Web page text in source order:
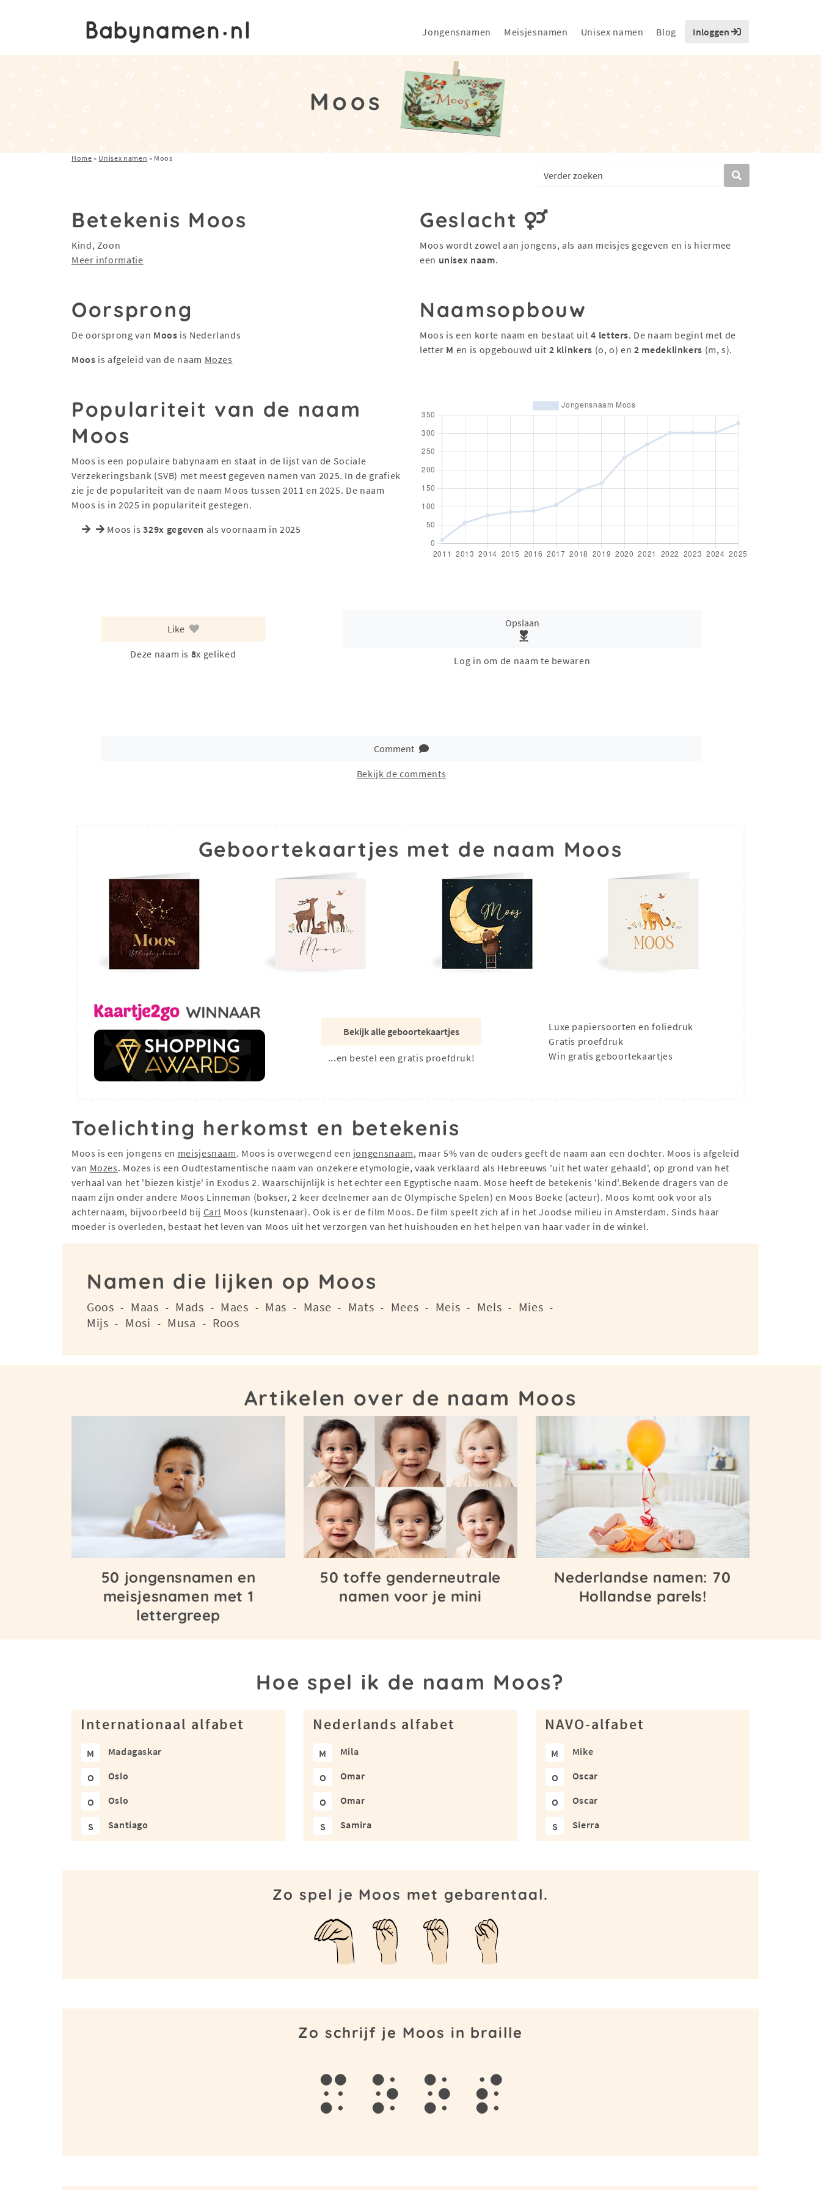
Jongensnamen Meisjesnamen Unisex namen Blog Inloggen
Moos
Home » Unisex namen » Moos
Betekenis Moos
Kind, Zoon
Meer informatie
Geslacht
Moos wordt zowel aan jongens, als aan meisjes gegeven en is hiermee
een unisex naam.
Oorsprong
De oorsprong van Moos is Nederlands
Moos is afgeleid van de naam Mozes
Naamsopbouw
Moos is een korte naam en bestaat uit4 letters. De naam begint met de
letter M en is opgebouwd uit 2 klinkers (o, o) en2 medeklinkers (m, s).
Populariteit van de naam
Moos
Moos is een populaire babynaam en staat in de lijst van de Sociale
Verzekeringsbank (SVB) met meest gegeven namen van 2025. In de grafiek
zie je de populariteit van de naam Moos tussen 2011 en 2025. De naam
Moos is in 2025 in populariteit gestegen.
Moos is329x gegeven als voornaam in 2025
Like
Deze naam is 8x geliked
Opslaan
Log in om de naam te bewaren
Comment
Bekijk de comments
Geboortekaartjes met de naam Moos
Bekijk alle geboortekaartjes
...en bestel een gratis proefdruk!
Luxe papiersoorten en foliedruk
Gratis proefdruk
Win gratis geboortekaartjes
Toelichting herkomst en betekenis
Moos is een jongens en meisjesnaam. Moos is overwegend een jongensnaam, maar 5% van de ouders geeft de naam aan een dochter. Moos is afgeleid
van Mozes. Mozes is een Oudtestamentische naam van onzekere etymologie, vaak verklaard als Hebreeuws 'uit het water gehaald', op grond van het
verhaal van het 'biezen kistje' in Exodus 2. Waarschijnlijk is het echter een Egyptische naam. Mose heeft de betekenis 'kind'.Bekende dragers van de
naam zijn onder andere Moos Linneman (bokser, 2 keer deelnemer aan de Olympische Spelen) en Moos Boeke (acteur). Moos komt ook voor als
achternaam, bijvoorbeeld bij Carl Moos (kunstenaar). Ook is er de film Moos. De film speelt zich af in het Joodse milieu in Amsterdam. Sinds haar
moeder is overleden, bestaat het leven van Moos uit het verzorgen van het huishouden en het helpen van haar vader in de winkel.
Namen die lijken op Moos
Goos - Maas - Mads - Maes - Mas - Mase - Mats - Mees - Meis - Mels - Mies -
Mijs - Mosi - Musa - Roos
Artikelen over de naam Moos
50 jongensnamen en
meisjesnamen met 1
lettergreep
50 toffe genderneutrale
namen voor je mini
Nederlandse namen: 70
Hollandse parels!
Hoe spel ik de naam Moos?
Internationaal alfabet
M Madagaskar
O Oslo
O Oslo
S Santiago
Nederlands alfabet
M Mila
O Omar
O Omar
S Samira
NAVO-alfabet
M Mike
O Oscar
O Oscar
S Sierra
Zo spel je Moos met gebarentaal.
Zo schrijf je Moos in braille
m o o s